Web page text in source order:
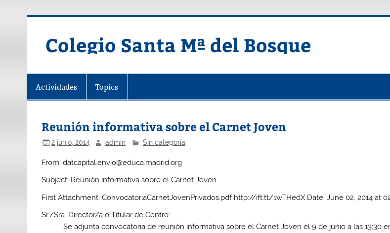
Colegio Santa Mª del Bosque
Actividades Topics
Reunión informativa sobre el Carnet Joven
2 junio, 2014 admin Sin categoría
From: datcapital.envio@educa.madrid.org
Subject: Reunión informativa sobre el Carnet Joven
First Attachment: ConvocatoriaCarnetJovenPrivados.pdf http://ift.tt/1wTHedX Date: June 02, 2014 at
Sr./Sra. Director/a o Titular de Centro:
Se adjunta convocatoria de reunión informativa sobre el Carnet Joven el 9 de junio a las 13:30